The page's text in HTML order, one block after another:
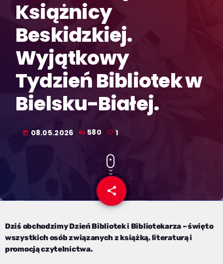
Książnicy
Beskidzkiej.
Wyjątkowy
Tydzień Bibliotek w
Bielsku-Białej.
today 08.05.2026 580 1
share
email
Dziś obchodzimy Dzień Bibliotek i Bibliotekarza – święto
wszystkich osób związanych z książką, literaturą i
promocją czytelnictwa.